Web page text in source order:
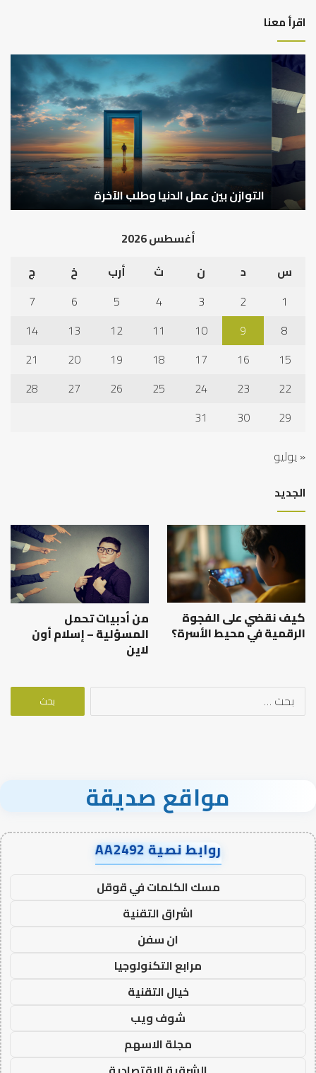
اقرأ معنا
التوازن
بين
عمل
الدنيا
وطلب
الآخرة
التوازن بين عمل الدنيا وطلب الآخرة
أغسطس 2026
س
د ن ث أرب خ
ج
1
2
3
4
5
6
7
8
9
10
11
12
13
14
15
16
17
18
19
20
21
22
23
24
25
26
27
28
29
30
31
« يوليو
الجديد
كيف نقضي على الفجوة
الرقمية في محيط الأسرة؟
من أدبيات تحمل
المسؤلية – إسلام أون
لاين
البحث
مواقع صديقة
روابط نصية AA2492
مسك الكلمات في قوقل
اشراق التقنية
ان سفن
مرابع التكنولوجيا
خيال التقنية
شوف ويب
مجلة الاسهم